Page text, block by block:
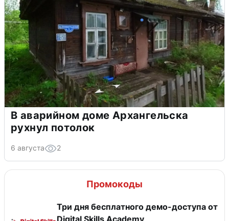
В аварийном доме Архангельска
рухнул потолок
6 августа 2
Промокоды
Три дня бесплатного демо-доступа от
Digital Skills Academy